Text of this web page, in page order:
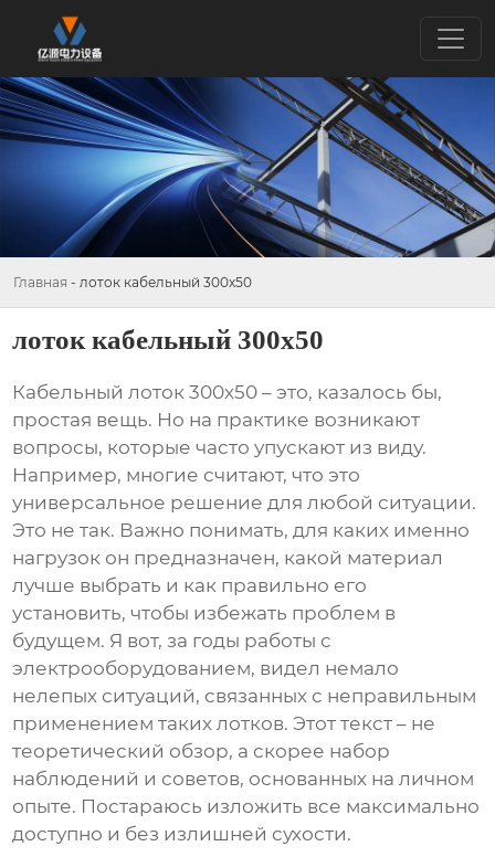
Главная - лоток кабельный 300х50
лоток кабельный 300х50
Кабельный лоток 300х50 – это, казалось бы,
простая вещь. Но на практике возникают
вопросы, которые часто упускают из виду.
Например, многие считают, что это
универсальное решение для любой ситуации.
Это не так. Важно понимать, для каких именно
нагрузок он предназначен, какой материал
лучше выбрать и как правильно его
установить, чтобы избежать проблем в
будущем. Я вот, за годы работы с
электрооборудованием, видел немало
нелепых ситуаций, связанных с неправильным
применением таких лотков. Этот текст – не
теоретический обзор, а скорее набор
наблюдений и советов, основанных на личном
опыте. Постараюсь изложить все максимально
доступно и без излишней сухости.